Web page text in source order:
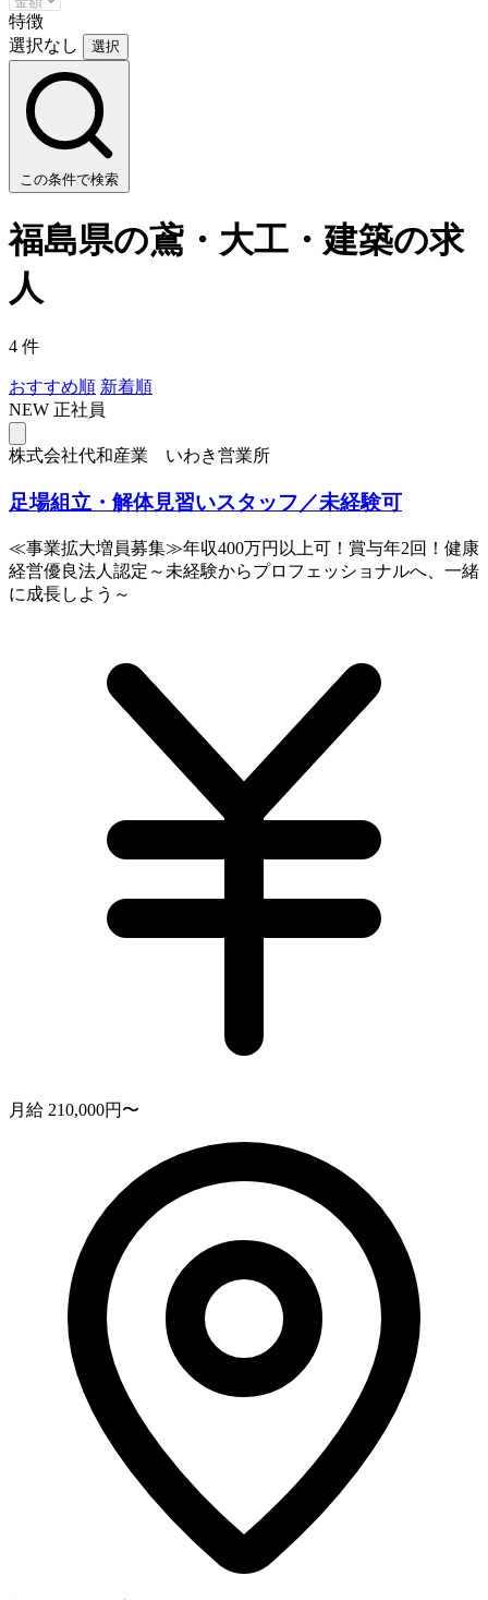
特徴
選択なし
選択
この条件で検索
福島県の鳶・大工・建築の求
人
4 件
おすすめ順 新着順
NEW 正社員
株式会社代和産業 いわき営業所
足場組立・解体見習いスタッフ／未経験可
≪事業拡大増員募集≫年収400万円以上可！賞与年2回！健康
経営優良法人認定～未経験からプロフェッショナルへ、一緒
に成長しよう～
月給 210,000円〜